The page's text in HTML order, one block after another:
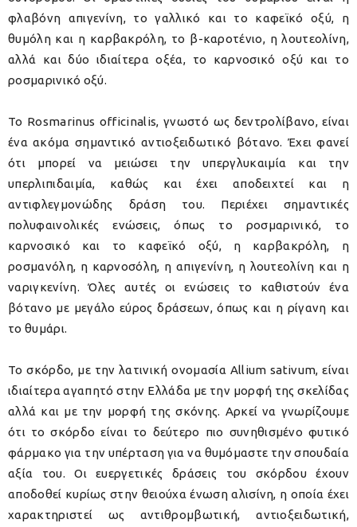
φλαβόνη απιγενίνη, το γαλλικό και το καφεϊκό οξύ, η
θυμόλη και η καρβακρόλη, το β-καροτένιο, η λουτεολίνη,
αλλά και δύο ιδιαίτερα οξέα, το καρνοσικό οξύ και το
ροσμαρινικό οξύ.
Το Rosmarinus officinalis, γνωστό ως δεντρολίβανο, είναι
ένα ακόμα σημαντικό αντιοξειδωτικό βότανο. Έχει φανεί
ότι μπορεί να μειώσει την υπεργλυκαιμία και την
υπερλιπιδαιμία, καθώς και έχει αποδειχτεί και η
αντιφλεγμονώδης δράση του. Περιέχει σημαντικές
πολυφαινολικές ενώσεις, όπως το ροσμαρινικό, το
καρνοσικό και το καφεϊκό οξύ, η καρβακρόλη, η
ροσμανόλη, η καρνοσόλη, η απιγενίνη, η λουτεολίνη και η
ναριγκενίνη. Όλες αυτές οι ενώσεις το καθιστούν ένα
βότανο με μεγάλο εύρος δράσεων, όπως και η ρίγανη και
το θυμάρι.
Το σκόρδο, με την λατινική ονομασία Allium sativum, είναι
ιδιαίτερα αγαπητό στην Ελλάδα με την μορφή της σκελίδας
αλλά και με την μορφή της σκόνης. Αρκεί να γνωρίζουμε
ότι το σκόρδο είναι το δεύτερο πιο συνηθισμένο φυτικό
φάρμακο για την υπέρταση για να θυμόμαστε την σπουδαία
αξία του. Οι ευεργετικές δράσεις του σκόρδου έχουν
αποδοθεί κυρίως στην θειούχα ένωση αλισίνη, η οποία έχει
χαρακτηριστεί ως αντιθρομβωτική, αντιοξειδωτική,